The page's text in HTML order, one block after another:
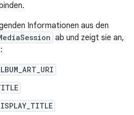
Informationen aus den
ab und zeigt sie an,